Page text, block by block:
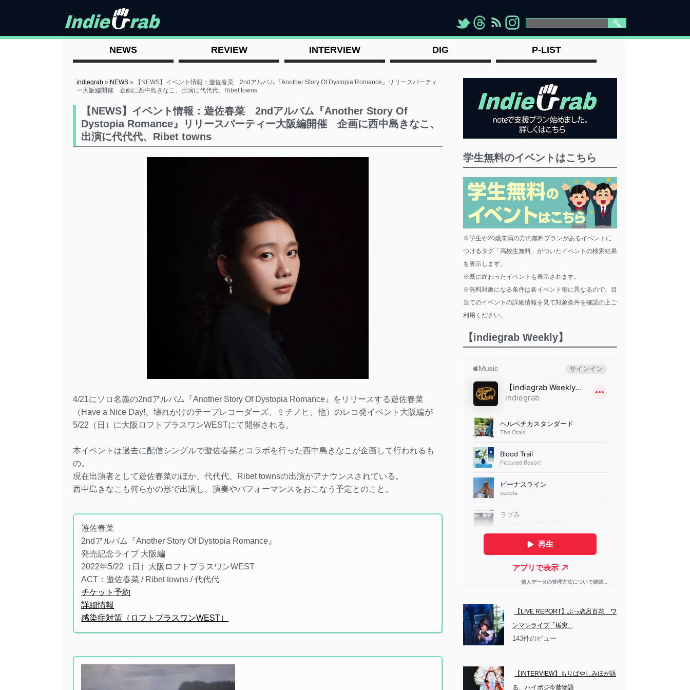
"> "> "> " >
NEWS REVIEW INTERVIEW DIG P-LIST
indiegrab » NEWS »
【NEWS】イベント情報：遊佐春菜 2ndアルバム『Another Story Of Dystopia Romance』リリースパーティ
ー大阪編開催 企画に西中島きなこ、出演に代代代、Ribet towns
【NEWS】イベント情報：遊佐春菜 2ndアルバム『Another Story Of
Dystopia Romance』リリースパーティー大阪編開催 企画に西中島きなこ、
出演に代代代、Ribet towns
4/21にソロ名義の2ndアルバム『Another Story Of Dystopia Romance』をリリースする遊佐春菜
（Have a Nice Day!、壊れかけのテープレコーダーズ、ミチノヒ、他）のレコ発イベント大阪編が
5/22（日）に大阪ロフトプラスワンWESTにて開催される。
本イベントは過去に配信シングルで遊佐春菜とコラボを行った西中島きなこが企画して行われるも
の。
現在出演者として遊佐春菜のほか、代代代、Ribet townsの出演がアナウンスされている。
西中島きなこも何らかの形で出演し、演奏やパフォーマンスをおこなう予定とのこと。
遊佐春菜
2ndアルバム『Another Story Of Dystopia Romance』
発売記念ライブ 大阪編
2022年5/22（日）大阪ロフトプラスワンWEST
ACT：遊佐春菜 / Ribet towns / 代代代
チケット予約
詳細情報
感染症対策（ロフトプラスワンWEST）
学生無料のイベントはこちら
※学生や20歳未満の方の無料プランがあるイベントに
つけるタグ「高校生無料」がついたイベントの検索結果
を表示します。
※既に終わったイベントも表示されます。
※無料対象になる条件は各イベント毎に異なるので、目
当てのイベントの詳細情報を見て対象条件を確認の上ご
利用ください。
【indiegrab Weekly】
【LIVE REPORT】ぶっ恋呂百花　ワ
ンマンライブ「楯突...
143件のビュー
【INTERVIEW】もりばやしみほが語
る、ハイポジ今昔物語